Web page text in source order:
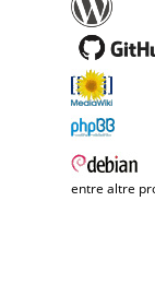
entre altre